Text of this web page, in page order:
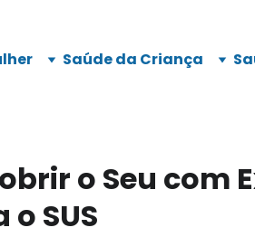
Saúde da Criança
o Seu com
o SUS